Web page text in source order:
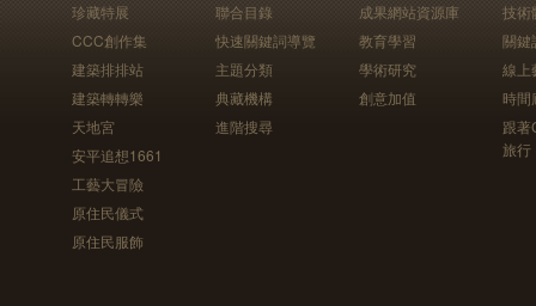
珍藏特展
CCC創作集
建築排排站
建築轉轉樂
天地宮
安平追想1661
工藝大冒險
原住民儀式
原住民服飾
聯合目錄
快速關鍵詞導覽
主題分類
典藏機構
進階搜尋
成果網站資源庫
教育學習
學術研究
創意加值
技術
關鍵
線上
時間
跟
旅行